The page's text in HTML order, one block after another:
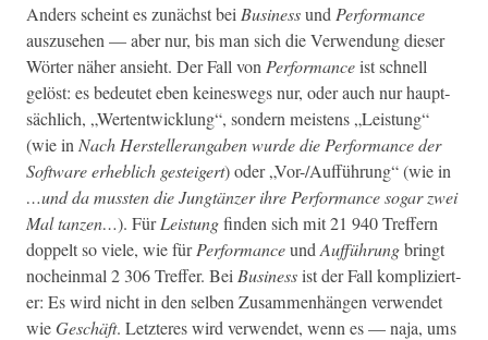
Anders scheint es zunächst bei Busi­nessund Per­for­mance
auszuse­hen — aber nur, bis man sich die Ver­wen­dung dieser
Wörter näher ansieht. Der Fall von Per­for­manceist schnell
gelöst: es bedeutet eben keineswegs nur, oder auch nur haupt­
säch­lich, „Wer­ten­twick­lung“, son­dern meis­tens „Leis­tung“
(wie in Nach Her­stellerangaben wurde die Per­for­mance der
Soft­ware erhe­blich gesteigert) oder „Vor-/Auf­führung“ (wie in
…und da mussten die Jungtänz­er ihre Per­for­mance sog­ar zwei
Mal tanzen…). FürLeis­tungfind­en sich mit 21 940 Tre­f­fern
dop­pelt so viele, wie fürPer­for­manceundAuf­führungbringt
nochein­mal 2 306 Tre­f­fer. Bei Busi­nessist der Fall kom­pliziert­
er: Es wird nicht in den sel­ben Zusam­men­hän­gen ver­wen­det
wieGeschäft. Let­zteres wird ver­wen­det, wenn es — naja, ums